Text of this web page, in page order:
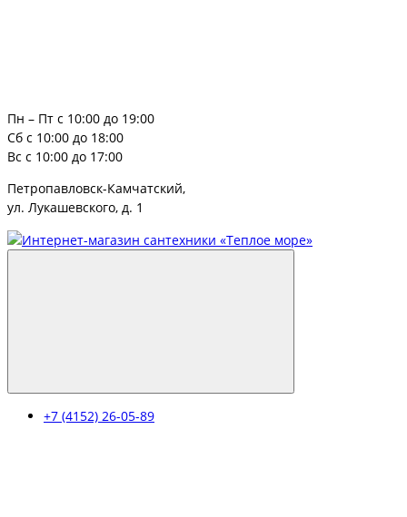
Пн – Пт с 10:00 до 19:00
Сб с 10:00 до 18:00
Вс с 10:00 до 17:00
Петропавловск-Камчатский,
ул. Лукашевского, д. 1
+7 (4152) 26-05-89